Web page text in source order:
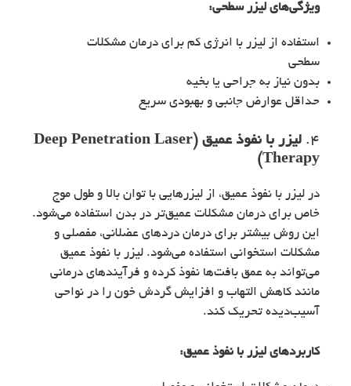
ویژگی‌های لیزر سطحی:
استفاده از لیزر با انرژی کم برای درمان مشکلات
سطحی
بدون نیاز به جراحی یا بخیه
حداقل عوارض جانبی و بهبودی سریع
4.
لیزر با نفوذ عمیق (Deep Penetration Laser
Therapy)
در لیزر با نفوذ عمیق، از لیزرهایی با توان بالا و طول موج
خاص برای درمان مشکلات عمیق‌تر در بدن استفاده می‌شود.
این روش بیشتر برای درمان دردهای عضلانی، مفصلی و
مشکلات استخوانی استفاده می‌شود. لیزر با نفوذ عمیق
می‌تواند به عمق بافت‌ها نفوذ کرده و فرآیندهای درمانی
مانند کاهش التهاب و افزایش گردش خون را در نواحی
آسیب‌دیده تحریک کند.
کاربردهای لیزر با نفوذ عمیق: